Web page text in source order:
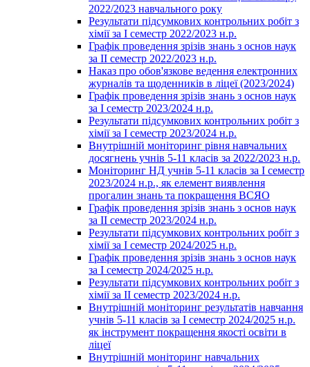
2022/2023 навчального року
Результати підсумкових контрольних робіт з
хімії за І семестр 2022/2023 н.р.
Графік проведення зрізів знань з основ наук
за ІІ семестр 2022/2023 н.р.
Наказ про обов'язкове ведення електронних
журналів та щоденників в ліцеї (2023/2024)
Графік проведення зрізів знань з основ наук
за І семестр 2023/2024 н.р.
Результати підсумкових контрольних робіт з
хімії за І семестр 2023/2024 н.р.
Внутрішній моніторинг рівня навчальних
досягнень учнів 5-11 класів за 2022/2023 н.р.
Моніторинг НД учнів 5-11 класів за І семестр
2023/2024 н.р., як елемент виявлення
прогалин знань та покращення ВСЯО
Графік проведення зрізів знань з основ наук
за ІІ семестр 2023/2024 н.р.
Результати підсумкових контрольних робіт з
хімії за І семестр 2024/2025 н.р.
Графік проведення зрізів знань з основ наук
за І семестр 2024/2025 н.р.
Результати підсумкових контрольних робіт з
хімії за ІІ семестр 2023/2024 н.р.
Внутрішній моніторинг результатів навчання
учнів 5-11 класів за І семестр 2024/2025 н.р.
як інструмент покращення якості освіти в
ліцеї
Внутрішній моніторинг навчальних